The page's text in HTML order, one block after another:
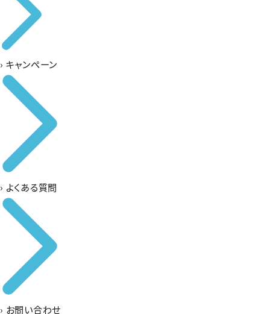
› キャンペーン
› よくある質問
› お問い合わせ